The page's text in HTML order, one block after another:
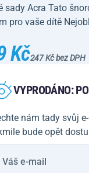
sady Acra Tato
pro vaše dítě
Kč247 Kč bez DPH
VYPRODÁNO:
nám tady svůj
bude opět